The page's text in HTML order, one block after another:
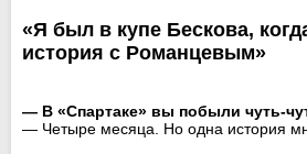
«Я был в купе Бескова,
история с Романцевым»
— В «Спартаке» вы побыли чуть-
— Четыре месяца. Но одна история